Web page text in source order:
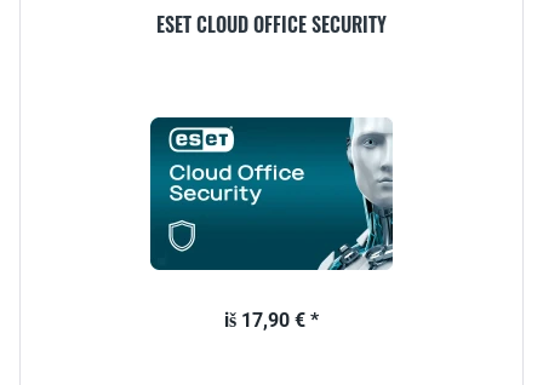
ESET CLOUD OFFICE SECURITY
iš 17,90 € *